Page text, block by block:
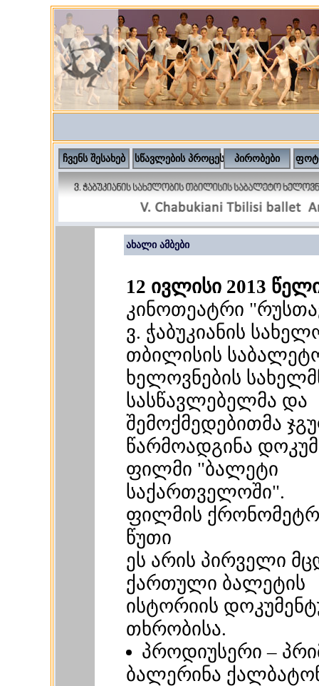
ჩვენს შესახებ სწავლების პროცესი პირობები
ახალი ამბები
12 ივლისი 2013
კინოთეატრი
ვ. ჭაბუკიანის
თბილისის
ხელოვნების
სასწავლებელმა და
შემოქმედებითმა
წარმოადგინა
ფილმი "ბალეტი
საქართველოში".
ფილმის
წუთი
ეს არის პირველი
ქართული ბალეტის
ისტორიის
თხრობისა.
პროდიუსერი –
ბალერინა